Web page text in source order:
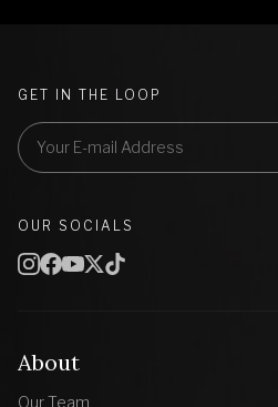
About
Our Team
GET IN THE LOOP
OUR SOCIALS